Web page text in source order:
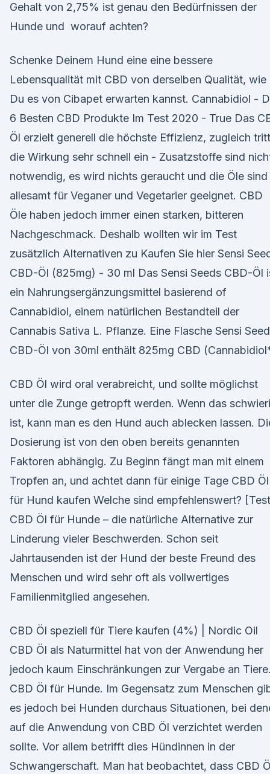
Gehalt von 2,75% ist genau den Bedürfnissen der
Hunde und worauf achten?
Schenke Deinem Hund eine eine bessere
Lebensqualität mit CBD von derselben Qualität, wie
Du es von Cibapet erwarten kannst. Cannabidiol -
6 Besten CBD Produkte Im Test 2020 - True Das
Öl erzielt generell die höchste Effizienz, zugleich tritt
die Wirkung sehr schnell ein - Zusatzstoffe sind
notwendig, es wird nichts geraucht und die Öle sind
allesamt für Veganer und Vegetarier geeignet. CBD
Öle haben jedoch immer einen starken, bitteren
Nachgeschmack. Deshalb wollten wir im Test
zusätzlich Alternativen zu Kaufen Sie hier Sensi
CBD-Öl (825mg) - 30 ml Das Sensi Seeds CBD-Öl
ein Nahrungsergänzungsmittel basierend of
Cannabidiol, einem natürlichen Bestandteil der
Cannabis Sativa L. Pflanze. Eine Flasche Sensi
CBD-Öl von 30ml enthält 825mg CBD
CBD Öl wird oral verabreicht, und sollte möglichst
unter die Zunge getropft werden. Wenn das
ist, kann man es den Hund auch ablecken lassen.
Dosierung ist von den oben bereits genannten
Faktoren abhängig. Zu Beginn fängt man mit einem
Tropfen an, und achtet dann für einige Tage CBD Öl
für Hund kaufen Welche sind empfehlenswert?
CBD Öl für Hunde – die natürliche Alternative zur
Linderung vieler Beschwerden. Schon seit
Jahrtausenden ist der Hund der beste Freund des
Menschen und wird sehr oft als vollwertiges
Familienmitglied angesehen.
CBD Öl speziell für Tiere kaufen (4%) | Nordic Oil
CBD Öl als Naturmittel hat von der Anwendung her
jedoch kaum Einschränkungen zur Vergabe an Tiere.
CBD Öl für Hunde. Im Gegensatz zum Menschen
es jedoch bei Hunden durchaus Situationen, bei
auf die Anwendung von CBD Öl verzichtet werden
sollte. Vor allem betrifft dies Hündinnen in der
Schwangerschaft. Man hat beobachtet, dass CBD